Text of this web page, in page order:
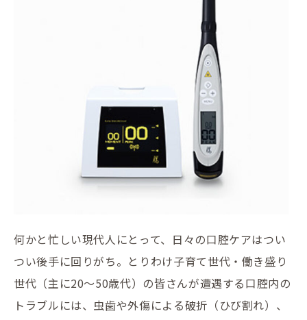
何かと忙しい現代人にとって、日々の口腔ケアはつい
つい後手に回りがち。とりわけ子育て世代・働き盛り
世代（主に20〜50歳代）の皆さんが遭遇する口腔内の
トラブルには、虫歯や外傷による破折（ひび割れ）、